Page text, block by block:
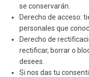
se conservarán.
Derecho de acceso:
personales que
Derecho de
rectificar, borrar o
desees.
Si nos das tu